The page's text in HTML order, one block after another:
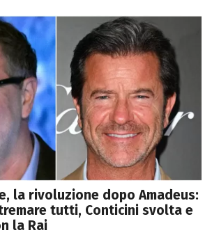
la rivoluzione dopo Amadeus:
tutti, Conticini svolta e
la Rai